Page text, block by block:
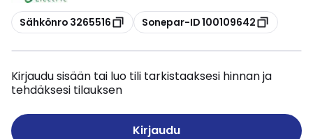
Kopioi
Sähkönro 3265516 Kopioi
Sonepar-ID 100109642
Kirjaudu sisään tai luo tili tarkistaaksesi hinnan ja
tehdäksesi tilauksen
Kirjaudu